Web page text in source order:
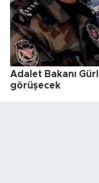
Adalet Bakanı
görüşecek